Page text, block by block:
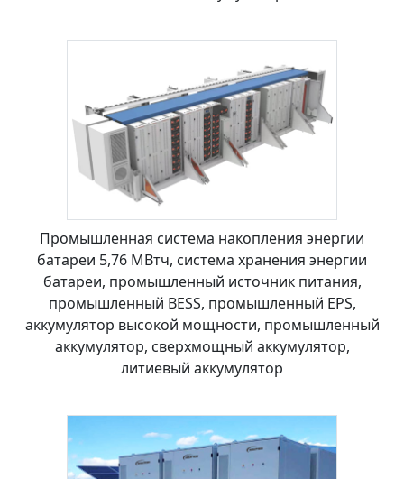
Промышленная система накопления энергии
батареи 5,76 МВтч, система хранения энергии
батареи, промышленный источник питания,
промышленный BESS, промышленный EPS,
аккумулятор высокой мощности, промышленный
аккумулятор, сверхмощный аккумулятор,
литиевый аккумулятор